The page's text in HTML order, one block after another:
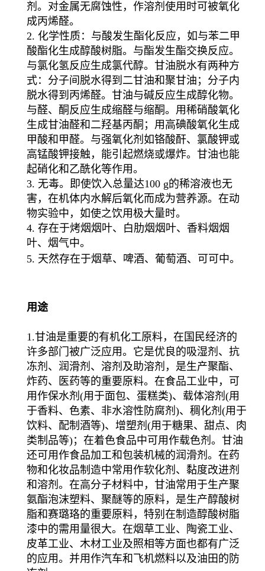
剂。对金属无腐蚀性，作溶剂使用时可被氧化
成丙烯醛。
2. 化学性质：与酸发生酯化反应，如与苯二甲
酸酯化生成醇酸树脂。与酯发生酯交换反应。
与氯化氢反应生成氯代醇。甘油脱水有两种方
式：分子间脱水得到二甘油和聚甘油；分子内
脱水得到丙烯醛。甘油与碱反应生成醇化物。
与醛、酮反应生成缩醛与缩酮。用稀硝酸氧化
生成甘油醛和二羟基丙酮；用高碘酸氧化生成
甲酸和甲醛。与强氧化剂如铬酸酐、氯酸钾或
高锰酸钾接触，能引起燃烧或爆炸。甘油也能
起硝化和乙酰化等作用。
3. 无毒。即使饮入总量达100 g的稀溶液也无
害，在机体内水解后氧化而成为营养源。在动
物实验中，如使之饮用极大量时。
4. 存在于烤烟烟叶、白肋烟烟叶、香料烟烟
叶、烟气中。
5. 天然存在于烟草、啤酒、葡萄酒、可可中。
用途
1.甘油是重要的有机化工原料，在国民经济的
许多部门被广泛应用。它是优良的吸湿剂、抗
冻剂、润滑剂、溶剂及助溶剂，是生产聚酯、
炸药、医药等的重要原料。在食品工业中，可
用作保水剂(用于面包、蛋糕类)、载体溶剂(用
于香料、色素、非水溶性防腐剂)、稠化剂(用于
饮料、配制酒等)、增塑剂(用于糖果、甜点、肉
类制品等)；在着色食品中可用作载色剂。甘油
还可用作食品加工和包装机械的润滑剂。在药
物和化妆品制造中常用作软化剂、黏度改进剂
和溶剂。在高分子材料中，甘油常用于生产聚
氨酯泡沫塑料、聚醚等的原料，是生产醇酸树
脂和赛璐珞的重要原料，特别在制造醇酸树脂
漆中的需用量很大。在烟草工业、陶瓷工业、
皮革工业、木材工业及照相等方面也都有广泛
的应用。并用作汽车和飞机燃料以及油田的防